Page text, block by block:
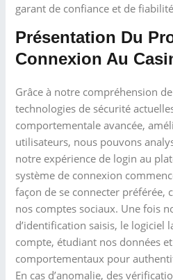
garant de confiance et de
Présentation Du
Connexion Au
Grâce à notre compréhension
technologies de sécurité
comportementale avancée,
utilisateurs, nous pouvons
notre expérience de login au
système de connexion
façon de se connecter préférée,
nos comptes sociaux. Une fois
d’identification saisis, le logiciel
compte, étudiant nos données
comportementaux pour
En cas d’anomalie, des